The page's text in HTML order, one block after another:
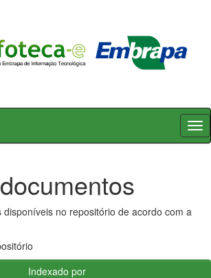
disponíveis no repositório de acordo com a
Indexado por